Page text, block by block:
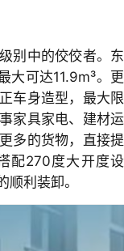
别中的佼佼者。东
大可达11.9m³。更
车身造型，最大限
家具家电、建材运
多的货物，直接提
配270度大开度设
利装卸。